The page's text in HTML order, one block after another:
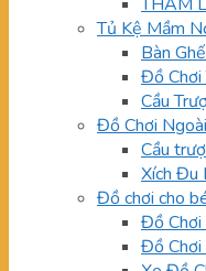
Tủ Kệ Mầm
Bàn
Đồ Chơi
Cầu
Đồ Chơi
Cầu
Xích Đu
Đồ chơi cho
Đồ Chơi
Đồ Chơi